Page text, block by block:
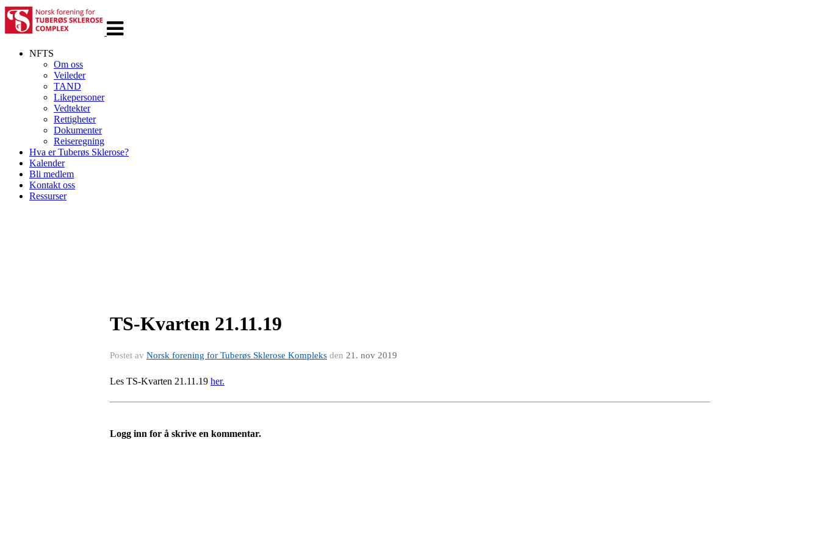
navigasjon
NFTS
Om oss
Veileder
TAND
Likepersoner
Vedtekter
Rettigheter
Dokumenter
Reiseregning
Hva er Tuberøs Sklerose?
Kalender
Bli medlem
Kontakt oss
Ressurser
TS-Kvarten 21.11.19
Postet av Norsk forening for Tuberøs Sklerose Kompleks den 21. nov 2019
Les TS-Kvarten 21.11.19 her.
Logg inn for å skrive en kommentar.